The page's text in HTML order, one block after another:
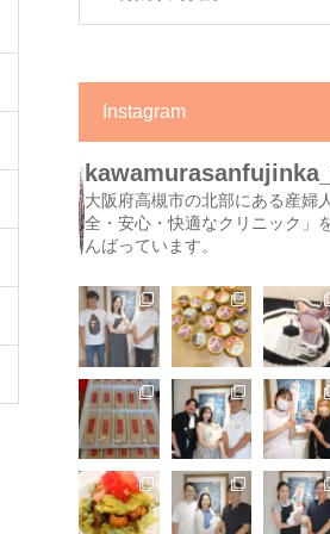
Instagram
大阪府高槻市の北部にある産婦
全・安心・快適なクリニック」
んばっています。